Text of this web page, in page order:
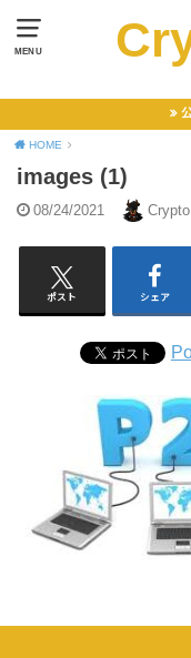
MENU
HOME
images (1)
08/24/2021
ポスト シェア